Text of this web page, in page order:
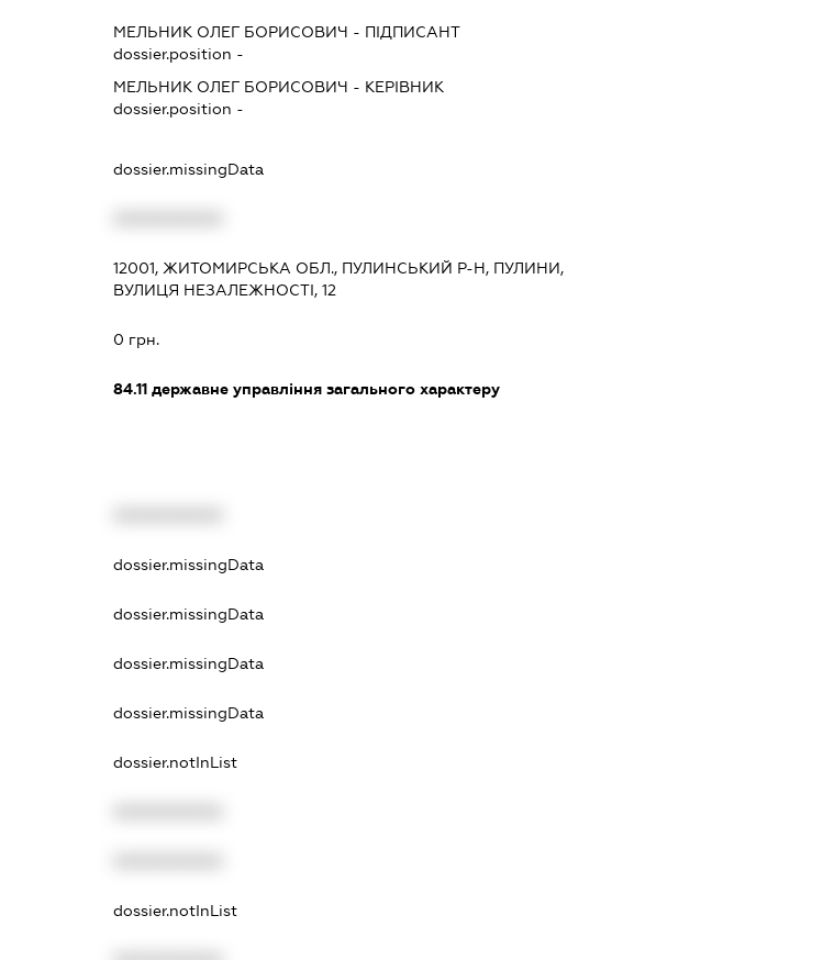
МЕЛЬНИК ОЛЕГ БОРИСОВИЧ - ПІДПИСАНТ
dossier.position -
МЕЛЬНИК ОЛЕГ БОРИСОВИЧ - КЕРІВНИК
dossier.position -
dossier.missingData
12001, ЖИТОМИРСЬКА ОБЛ., ПУЛИНСЬКИЙ Р-Н, ПУЛИНИ,
ВУЛИЦЯ НЕЗАЛЕЖНОСТІ, 12
0 грн.
84.11 державне управління загального характеру
dossier.missingData
dossier.missingData
dossier.missingData
dossier.missingData
dossier.notInList
dossier.notInList